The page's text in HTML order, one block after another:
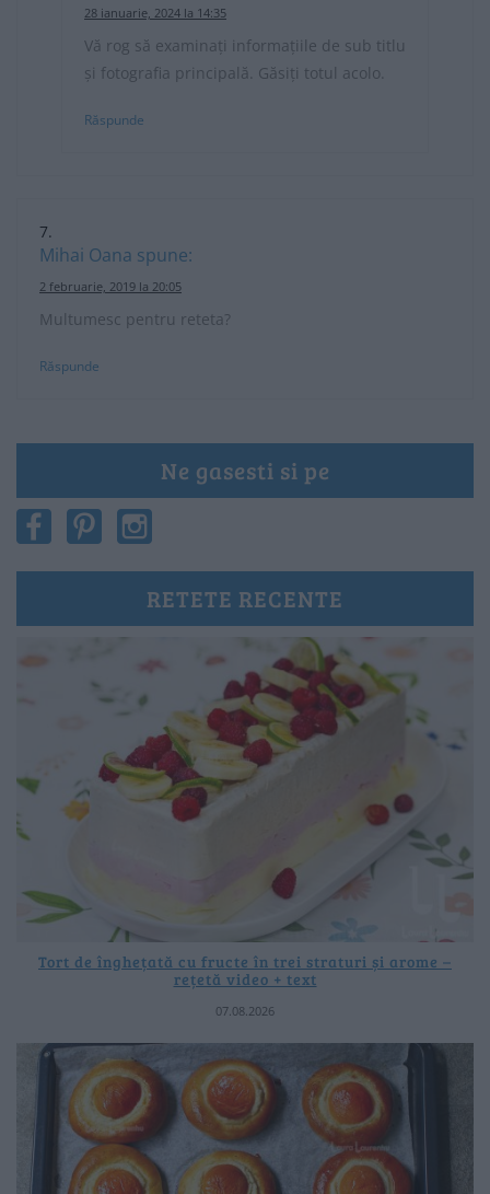
28 ianuarie, 2024 la 14:35
Vă rog să examinați informațiile de sub titlu
și fotografia principală. Găsiți totul acolo.
Răspunde
Mihai Oana spune:
2 februarie, 2019 la 20:05
Multumesc pentru reteta?
Răspunde
Ne gasesti si pe
RETETE RECENTE
Tort de înghețată cu fructe în trei straturi și arome –
rețetă video + text
07.08.2026